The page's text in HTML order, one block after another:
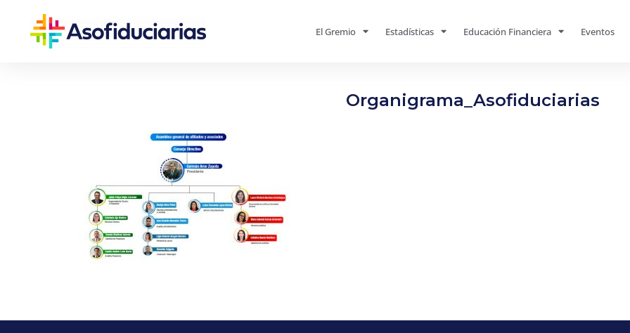
El Gremio Estadísticas Educación Financiera Eventos
Organigrama_Asofiduciarias